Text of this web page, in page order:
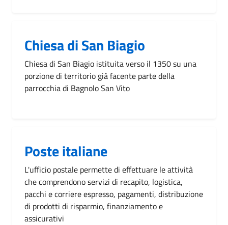
Chiesa di San Biagio
Chiesa di San Biagio istituita verso il 1350 su una
porzione di territorio già facente parte della
parrocchia di Bagnolo San Vito
Poste italiane
L'ufficio postale permette di effettuare le attività
che comprendono servizi di recapito, logistica,
pacchi e corriere espresso, pagamenti, distribuzione
di prodotti di risparmio, finanziamento e
assicurativi